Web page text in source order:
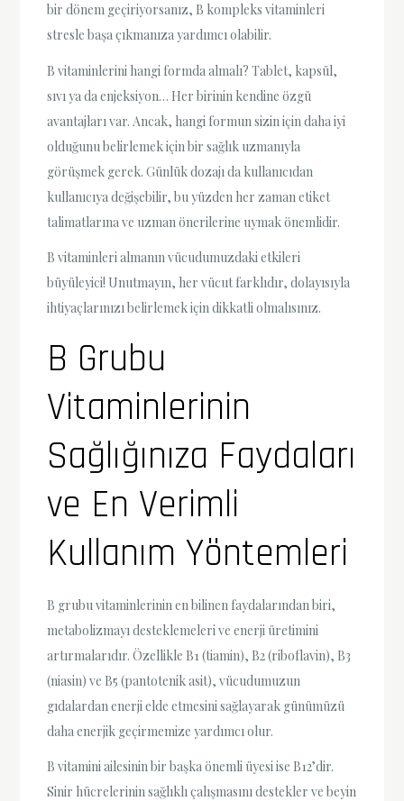
bir dönem geçiriyorsanız, B kompleks vitaminleri
stresle başa çıkmanıza yardımcı olabilir.
B vitaminlerini hangi formda almalı? Tablet, kapsül,
sıvı ya da enjeksiyon… Her birinin kendine özgü
avantajları var. Ancak, hangi formun sizin için daha iyi
olduğunu belirlemek için bir sağlık uzmanıyla
görüşmek gerek. Günlük dozajı da kullanıcıdan
kullanıcıya değişebilir, bu yüzden her zaman etiket
talimatlarına ve uzman önerilerine uymak önemlidir.
B vitaminleri almanın vücudumuzdaki etkileri
büyüleyici! Unutmayın, her vücut farklıdır, dolayısıyla
ihtiyaçlarınızı belirlemek için dikkatli olmalısınız.
B Grubu
Vitaminlerinin
Sağlığınıza Faydaları
ve En Verimli
Kullanım Yöntemleri
B grubu vitaminlerinin en bilinen faydalarından biri,
metabolizmayı desteklemeleri ve enerji üretimini
artırmalarıdır. Özellikle B1 (tiamin), B2 (riboflavin), B3
(niasin) ve B5 (pantotenik asit), vücudumuzun
gıdalardan enerji elde etmesini sağlayarak günümüzü
daha enerjik geçirmemize yardımcı olur.
B vitamini ailesinin bir başka önemli üyesi ise B12’dir.
Sinir hücrelerinin sağlıklı çalışmasını destekler ve beyin